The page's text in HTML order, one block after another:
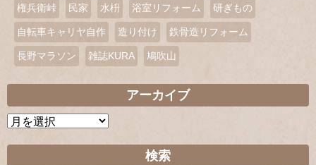
権兵衛峠 民家 水枡 浴室リフォーム 研ぎもの
自転車キャリヤ自作 造り付け 鉄骨造リフォーム
長野マラソン 雑誌KURA 鳩吹山
アーカイブ
ア
検索